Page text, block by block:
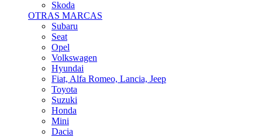
Skoda
OTRAS MARCAS
Subaru
Seat
Opel
Volkswagen
Hyundai
Fiat, Alfa Romeo, Lancia, Jeep
Toyota
Suzuki
Honda
Mini
Dacia